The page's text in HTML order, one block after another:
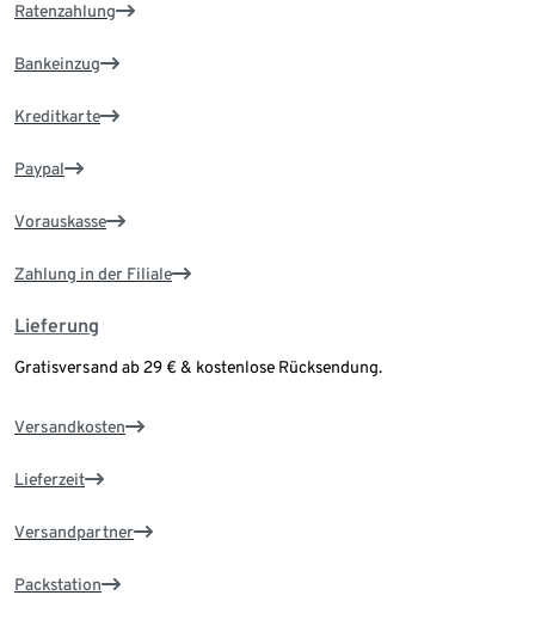
Ratenzahlung
Bankeinzug
Kreditkarte
Paypal
Vorauskasse
Zahlung in der Filiale
Lieferung
Gratisversand ab 29 € & kostenlose Rücksendung.
Versandkosten
Lieferzeit
Versandpartner
Packstation